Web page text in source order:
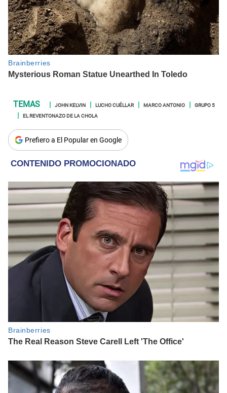
JOHN KELVIN LUCHO CUÉLLAR MARCO ANTONIO
GRUPO 5
EL REVENTONAZO DE LA CHOLA
Prefiero a El Popular en Google